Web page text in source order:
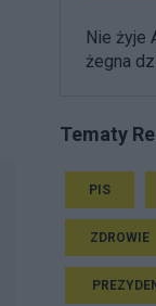
Nie żyje
żegna
Tematy
PIS
ZDROWIE